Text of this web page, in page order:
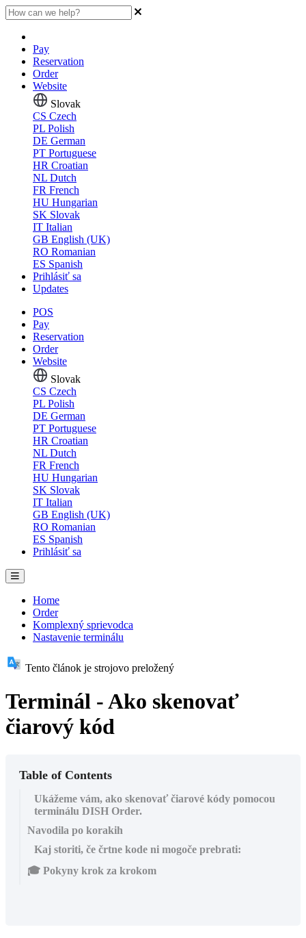
Pay
Reservation
Order
Website
Slovak
CS Czech
PL Polish
DE German
PT Portuguese
HR Croatian
NL Dutch
FR French
HU Hungarian
SK Slovak
IT Italian
GB English (UK)
RO Romanian
ES Spanish
Prihlásiť sa
Updates
POS
Pay
Reservation
Order
Website
Slovak
CS Czech
PL Polish
DE German
PT Portuguese
HR Croatian
NL Dutch
FR French
HU Hungarian
SK Slovak
IT Italian
GB English (UK)
RO Romanian
ES Spanish
Prihlásiť sa
Home
Order
Komplexný sprievodca
Nastavenie terminálu
Tento článok je strojovo preložený
Terminál - Ako skenovať
čiarový kód
Table of Contents
Ukážeme vám, ako skenovať čiarové kódy pomocou
terminálu DISH Order.
Navodila po korakih
Kaj storiti, če črtne kode ni mogoče prebrati:
🎓 Pokyny krok za krokom